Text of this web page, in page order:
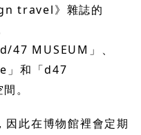
travel》雜誌的
47 MUSEUM」、
和「d47
。
此在博物館裡會定期